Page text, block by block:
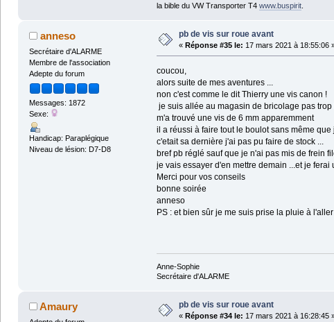
la bible du VW Transporter T4 www.buspirit.
anneso
Secrétaire d'ALARME
Membre de l'association
Adepte du forum
Messages: 1872
Sexe:
Handicap: Paraplégique
Niveau de lésion: D7-D8
pb de vis sur roue avant
« Réponse #35 le: 17 mars 2021 à 18:55:06
coucou,
alors suite de mes aventures ...
non c'est comme le dit Thierry une vis canon !
je suis allée au magasin de bricolage pas
m'a trouvé une vis de 6 mm apparemment
il a réussi à faire tout le boulot sans même
c'etait sa dernière j'ai pas pu faire de stock ...
bref pb réglé sauf que je n'ai pas mis de frein
je vais essayer d'en mettre demain ...et je ferai
Merci pour vos conseils
bonne soirée
anneso
PS : et bien sûr je me suis prise la pluie à
Anne-Sophie
Secrétaire d'ALARME
Amaury pb de vis sur roue avant
« Réponse #34 le: 17 mars 2021 à 16:28:45